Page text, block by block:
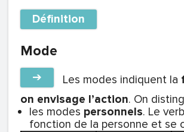
Définition
Mode
➔ Les modes indiquent la
on envisage l’action. On
les modes personnels. Le
fonction de la personne et se